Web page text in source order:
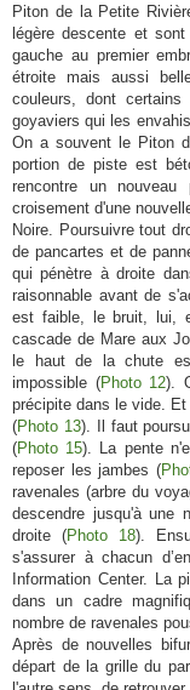
Piton de la Petite
légère descente et
gauche au premier
étroite mais aussi
couleurs, dont certains
goyaviers qui les
On a souvent le Piton
portion de piste est
rencontre un
croisement d'une
Noire. Poursuivre tout
de pancartes et de
qui pénètre à droite
raisonnable avant de
est faible, le bruit, lui,
cascade de Mare aux
le haut de la chute
impossible (Photo 12).
précipite dans le vide.
(Photo 13). Il faut
(Photo 15). La pente
reposer les jambes (
ravenales (arbre du
descendre jusqu'à une
droite (Photo 18).
s'assurer à chacun
Information Center. La
dans un cadre
nombre de ravenales
Après de nouvelles
départ de la grille du